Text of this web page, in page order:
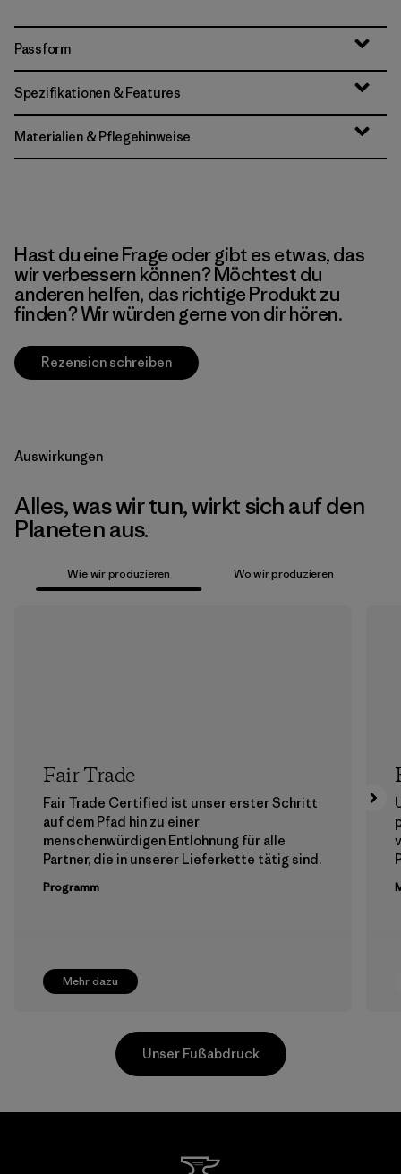
Passform
Spezifikationen & Features
Materialien & Pflegehinweise
Hast du eine Frage oder gibt es etwas, das
wir verbessern können? Möchtest du
anderen helfen, das richtige Produkt zu
finden? Wir würden gerne von dir hören.
Rezension schreiben
Auswirkungen
Alles, was wir tun, wirkt sich auf den
Planeten aus.
Wie wir produzieren Wo wir produzieren
Mehr dazu
Fair Trade
Fair Trade Certified ist unser erster Schritt
auf dem Pfad hin zu einer
menschenwürdigen Entlohnung für alle
Partner, die in unserer Lieferkette tätig sind.
Programm
Unser Fußabdruck